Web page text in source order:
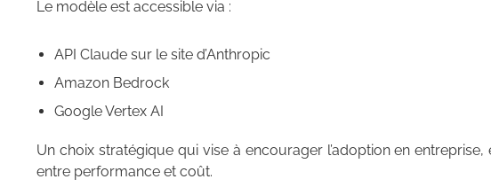
Le modèle est accessible via :
API Claude sur le site d’Anthropic
Amazon Bedrock
Google Vertex AI
Un choix stratégique qui vise à encourager l’adoption en
entre performance et coût.